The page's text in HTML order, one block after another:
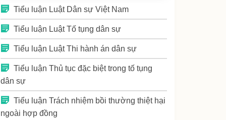
Tiểu luận Luật Dân sự Việt Nam
Tiểu luận Luật Tố tụng dân sự
Tiểu luận Luật Thi hành án dân sự
Tiểu luận Thủ tục đặc biệt trong tố tụng
dân sự
Tiểu luận Trách nhiệm bồi thường thiệt hại
ngoài hợp đồng